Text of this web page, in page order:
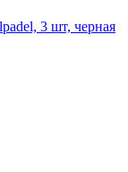
3 шт, черная